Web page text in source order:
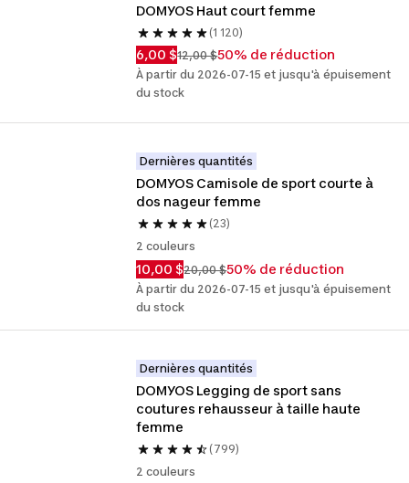
DOMYOS Haut court femme
(1 120)
6,00 $12,00 $50% de réduction
À partir du 2026-07-15 et jusqu'à épuisement
du stock
Dernières quantités
DOMYOS Camisole de sport courte à
dos nageur femme
(23)
2 couleurs
10,00 $20,00 $50% de réduction
À partir du 2026-07-15 et jusqu'à épuisement
du stock
Dernières quantités
DOMYOS Legging de sport sans
coutures rehausseur à taille haute
femme
(799)
2 couleurs